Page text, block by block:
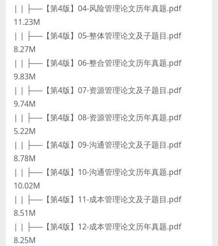
| | ├──【第4版】04-风险管理论文历年真题.pdf
11.23M
| | ├──【第4版】05-整体管理论文及子题目.pdf
8.27M
| | ├──【第4版】06-整合管理论文历年真题.pdf
9.83M
| | ├──【第4版】07-资源管理论文及子题目.pdf
9.74M
| | ├──【第4版】08-资源管理论文历年真题.pdf
5.22M
| | ├──【第4版】09-沟通管理论文及子题目.pdf
8.78M
| | ├──【第4版】10-沟通管理论文历年真题.pdf
10.02M
| | ├──【第4版】11-成本管理论文及子题目.pdf
8.51M
| | ├──【第4版】12-成本管理论文历年真题.pdf
8.25M